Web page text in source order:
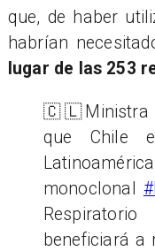
que, de haber
habrían
lugar de las 253
🇨🇱Ministra
que Chile
monoclonal
beneficiará a